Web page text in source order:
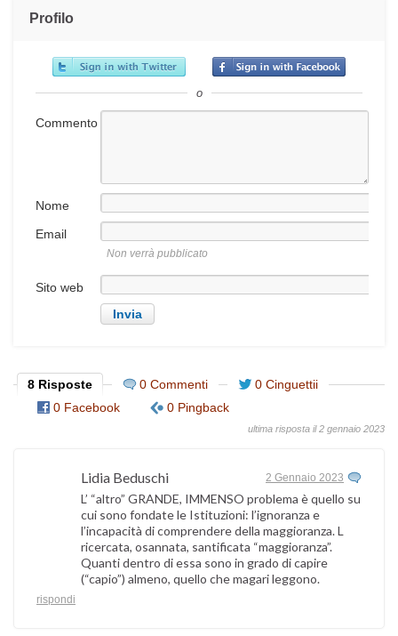
Profilo
o
Commento
Nome
Email
Non verrà pubblicato
Sito web
8 Risposte 0 Commenti
0 Cinguettii
0 Facebook
0 Pingback
ultima risposta il 2 gennaio 2023
Lidia Beduschi 2 Gennaio 2023
L’ “altro” GRANDE, IMMENSO problema è quello su
cui sono fondate le Istituzioni: l’ignoranza e
l’incapacità di comprendere della maggioranza. L
ricercata, osannata, santificata “maggioranza”.
Quanti dentro di essa sono in grado di capire
(“capio”) almeno, quello che magari leggono.
rispondi